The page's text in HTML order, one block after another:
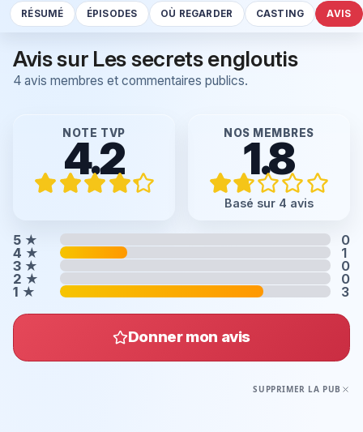
RÉSUMÉ ÉPISODES OÙ REGARDER CASTING AVIS
Avis sur Les secrets engloutis
4 avis membres et commentaires publics.
NOTE TVP
4.2 NOS MEMBRES
1.8
Basé sur 4 avis
5 ★
0
4 ★
1
3 ★
0
2 ★
0
1 ★ 3
Donner mon avis
SUPPRIMER LA PUB